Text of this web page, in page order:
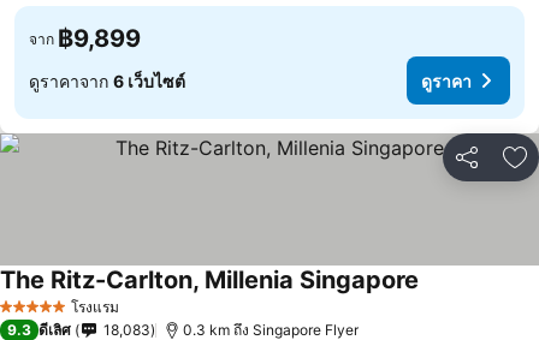
จาก ฿9,899
ดูราคาจาก 6 เว็บไซต์ ดูราคา
แชร์ เ
5 ดาว โรงแรม
The Ritz-Carlton, Millenia Singapore
9.3 ดีเลิศ 18,083 0.3 km ถึง Singapore Flyer